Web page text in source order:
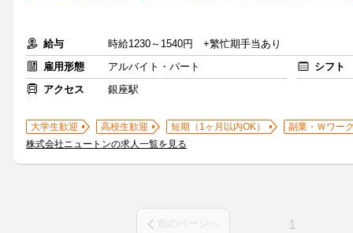
給与
時給1230～1540円 +繁忙期手当あり
雇用形態
アルバイト・パート
シフト
アクセス
銀座駅
大学生歓迎 高校生歓迎 短期（1ヶ月以内OK）
副業・Ｗワー
株式会社ニュートンの求人一覧を見る
前のページへ 1